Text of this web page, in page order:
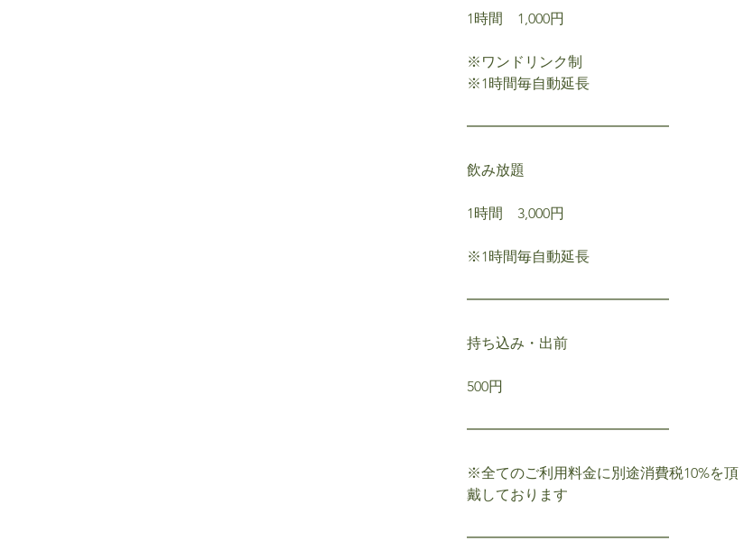
1時間 1,000円
※ワンドリンク制
※1時間毎自動延長
━━━━━━━━━━━━━━
飲み放題
1時間 3,000円
※1時間毎自動延長
━━━━━━━━━━━━━━
持ち込み・出前
500円
━━━━━━━━━━━━━━
※全てのご利用料金に別途消費税10%を頂
戴しております
━━━━━━━━━━━━━━